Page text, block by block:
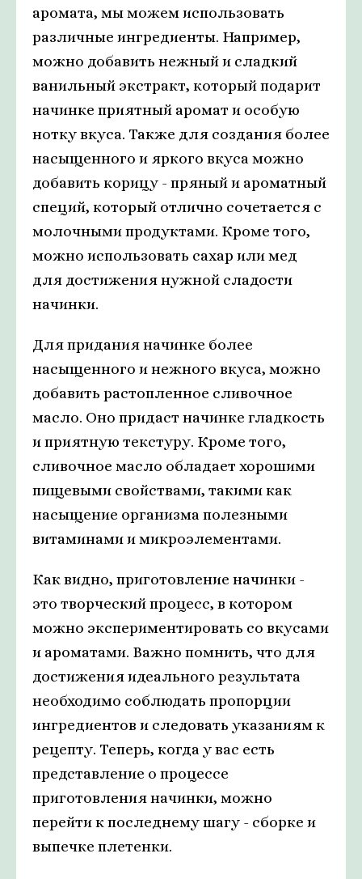
аромата, мы можем использовать
различные ингредиенты. Например,
можно добавить нежный и сладкий
ванильный экстракт, который подарит
начинке приятный аромат и особую
нотку вкуса. Также для создания более
насыщенного и яркого вкуса можно
добавить корицу - пряный и ароматный
специй, который отлично сочетается с
молочными продуктами. Кроме того,
можно использовать сахар или мед
для достижения нужной сладости
начинки.
Для придания начинке более
насыщенного и нежного вкуса, можно
добавить растопленное сливочное
масло. Оно придаст начинке гладкость
и приятную текстуру. Кроме того,
сливочное масло обладает хорошими
пищевыми свойствами, такими как
насыщение организма полезными
витаминами и микроэлементами.
Как видно, приготовление начинки -
это творческий процесс, в котором
можно экспериментировать со вкусами
и ароматами. Важно помнить, что для
достижения идеального результата
необходимо соблюдать пропорции
ингредиентов и следовать указаниям к
рецепту. Теперь, когда у вас есть
представление о процессе
приготовления начинки, можно
перейти к последнему шагу - сборке и
выпечке плетенки.